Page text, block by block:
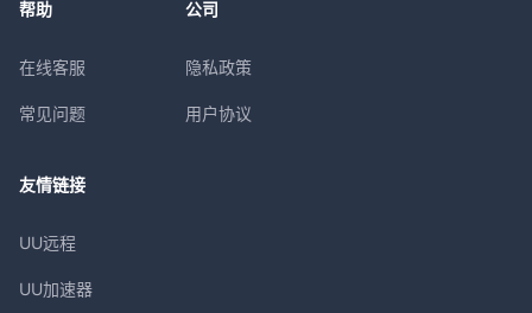
帮助
在线客服
常见问题
公司
隐私政策
用户协议
友情链接
UU远程
UU加速器